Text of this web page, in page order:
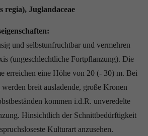
regia), Juglandaceae
und selbstunfruchtbar und vermehren
(ungeschlechtliche Fortpflanzung). Die
erreichen eine Höhe von 20 (- 30) m. Bei
breit ausladende, große Kronen
kommen i.d.R. unveredelte
Hinsichtlich der Schnittbedürftigkeit
Kulturart anzusehen.